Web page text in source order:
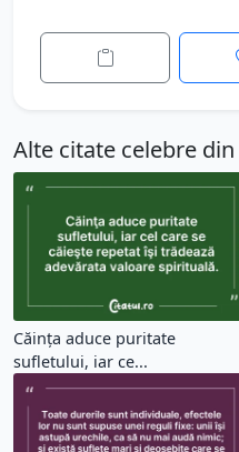
Alte citate celebre din
Căinţa aduce puritate
sufletului, iar ce...